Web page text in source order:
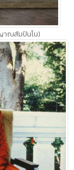
าณสัมปันโน)